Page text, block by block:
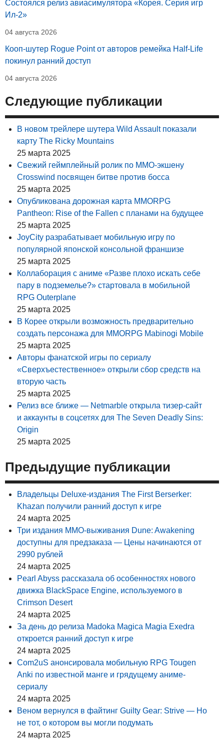
Состоялся релиз авиасимулятора «Корея. Серия игр
Ил-2»
04 августа 2026
Кооп-шутер Rogue Point от авторов ремейка Half-Life
покинул ранний доступ
04 августа 2026
Следующие публикации
В новом трейлере шутера Wild Assault показали
карту The Ricky Mountains
25 марта 2025
Свежий геймплейный ролик по MMO-экшену
Crosswind посвящен битве против босса
25 марта 2025
Опубликована дорожная карта MMORPG
Pantheon: Rise of the Fallen с планами на будущее
25 марта 2025
JoyCity разрабатывает мобильную игру по
популярной японской консольной франшизе
25 марта 2025
Коллаборация с аниме «Разве плохо искать себе
пару в подземелье?» стартовала в мобильной
RPG Outerplane
25 марта 2025
В Корее открыли возможность предварительно
создать персонажа для MMORPG Mabinogi Mobile
25 марта 2025
Авторы фанатской игры по сериалу
«Сверхъестественное» открыли сбор средств на
вторую часть
25 марта 2025
Релиз все ближе — Netmarble открыла тизер-сайт
и аккаунты в соцсетях для The Seven Deadly Sins:
Origin
25 марта 2025
Предыдущие публикации
Владельцы Deluxe-издания The First Berserker:
Khazan получили ранний доступ к игре
24 марта 2025
Три издания MMO-выживания Dune: Awakening
доступны для предзаказа — Цены начинаются от
2990 рублей
24 марта 2025
Pearl Abyss рассказала об особенностях нового
движка BlackSpace Engine, используемого в
Crimson Desert
24 марта 2025
За день до релиза Madoka Magica Magia Exedra
откроется ранний доступ к игре
24 марта 2025
Com2uS анонсировала мобильную RPG Tougen
Anki по известной манге и грядущему аниме-
сериалу
24 марта 2025
Веном вернулся в файтинг Guilty Gear: Strive — Но
не тот, о котором вы могли подумать
24 марта 2025